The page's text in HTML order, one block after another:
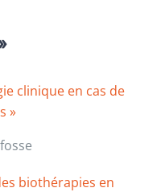
clinique en cas de
»
biothérapies en